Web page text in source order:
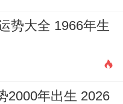
势大全 1966年生
2000年出生 2026